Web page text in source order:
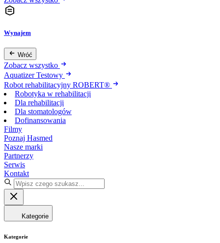
Wynajem
Wróć
Zobacz wszystko
Aquatizer Testowy
Robot rehabilitacyjny ROBERT®
Robotyka w rehabilitacji
Dla rehabilitacji
Dla stomatologów
Dofinansowania
Filmy
Poznaj Hasmed
Nasze marki
Partnerzy
Serwis
Kontakt
Kategorie
Kategorie